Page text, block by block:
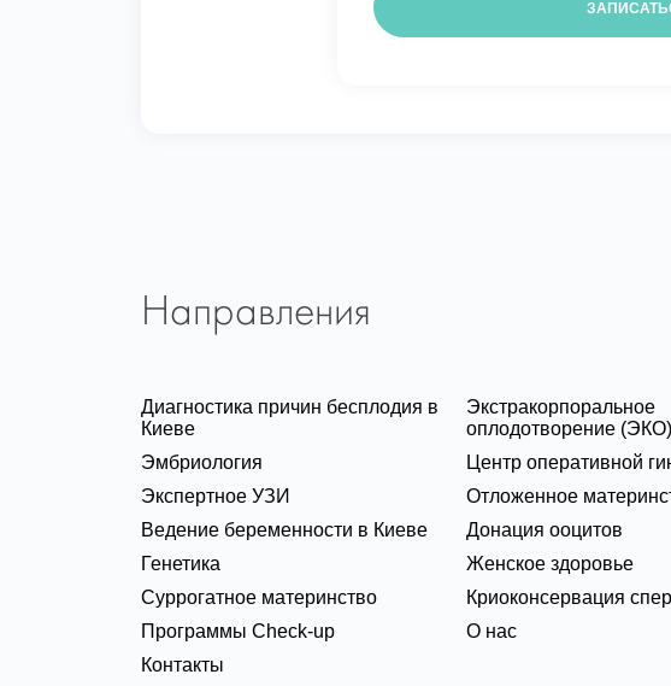
Направления
Диагностика причин бесплодия в
Киеве
Экстракорпоральное
оплодотворение (ЭКО)
Эмбриология
Центр оперативной
Экспертное УЗИ
Отложенное
Ведение беременности в Киеве
Донация ооцитов
Генетика
Женское здоровье
Суррогатное материнство
Криоконсервация
Программы Check-up
О нас
Контакты